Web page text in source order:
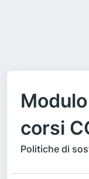
corsi
Politiche di